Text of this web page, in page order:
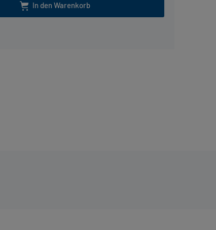
In den Warenkorb